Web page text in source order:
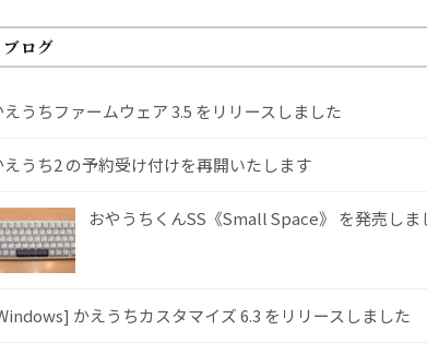
ブログ
えうちファームウェア 3.5 をリリースしました
えうち2 の予約受け付けを再開いたします
おやうちくんSS《Small Space》 を発売しま
かえうちカスタマイズ 6.3 をリリースしました